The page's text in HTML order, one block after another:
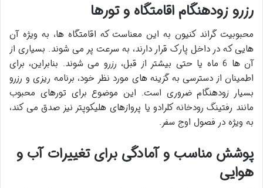
رزرو زودهنگام اقامتگاه و تورها
محبوبیت گراند کنیون به این معناست که اقامتگاه ها، به ویژه آن
هایی که در داخل پارک قرار دارند، به سرعت پر می شوند. بسیاری از
آن ها 6 ماه یا حتی بیشتر از قبل، رزرو می شوند. بنابراین، برای
اطمینان از دسترسی به گزینه های مورد نظر خود، برنامه ریزی و رزرو
بسیار زودهنگام ضروری است. این موضوع برای تورهای محبوب
مانند رفتینگ رودخانه کلرادو یا پروازهای هلیکوپتر نیز صدق می کند،
به ویژه در فصول اوج سفر.
پوشش مناسب و آمادگی برای تغییرات آب و
هوایی